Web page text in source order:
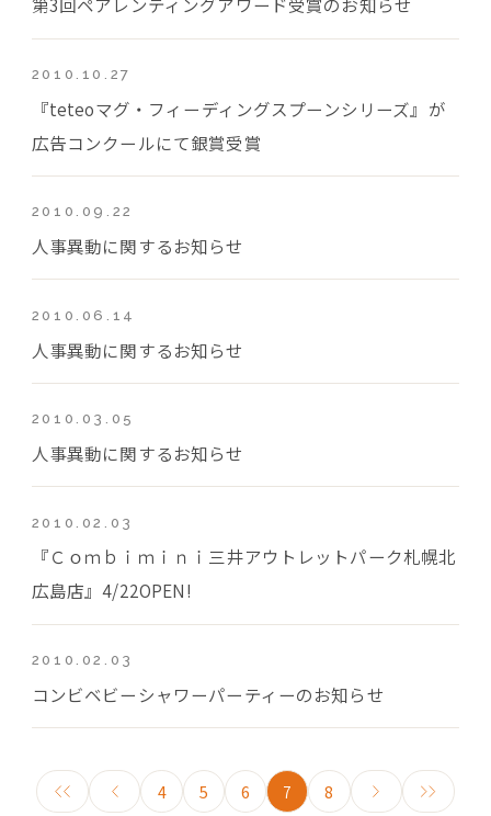
2010.10.27
『teteoマグ・フィーディングスプーンシリーズ』が
広告コンクールにて銀賞受賞
2010.09.22
人事異動に関するお知らせ
2010.06.14
人事異動に関するお知らせ
2010.03.05
人事異動に関するお知らせ
2010.02.03
『Ｃｏｍｂｉｍｉｎｉ三井アウトレットパーク札幌北
広島店』4/22OPEN!
2010.02.03
コンビベビーシャワーパーティーのお知らせ
4 5 6 7 8